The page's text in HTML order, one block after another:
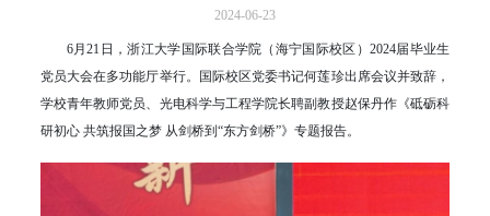
2024-06-23
6月21日，浙江大学国际联合学院（海宁国际校区）2024届毕业生
党员大会在多功能厅举行。国际校区党委书记何莲珍出席会议并致辞，
学校青年教师党员、光电科学与工程学院长聘副教授赵保丹作《砥砺科
研初心 共筑报国之梦 从剑桥到“东方剑桥”》专题报告。